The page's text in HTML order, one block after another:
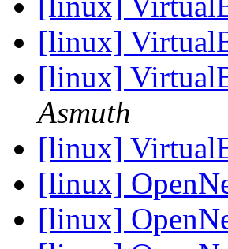
[linux]
[linux]
Asmuth
[linux]
[linux]
[linux]